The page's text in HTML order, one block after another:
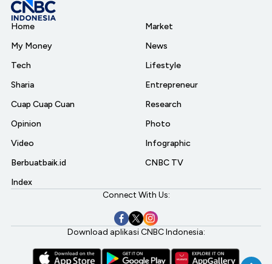
Home
My Money
Tech
Sharia
Cuap Cuap Cuan
Opinion
Video
Berbuatbaik.id
Index
Market
News
Lifestyle
Entrepreneur
Research
Photo
Infographic
CNBC TV
Connect With Us:
Download aplikasi CNBC Indonesia: